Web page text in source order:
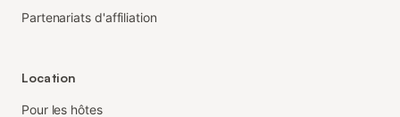
Partenariats d'affiliation
Location
Pour les hôtes